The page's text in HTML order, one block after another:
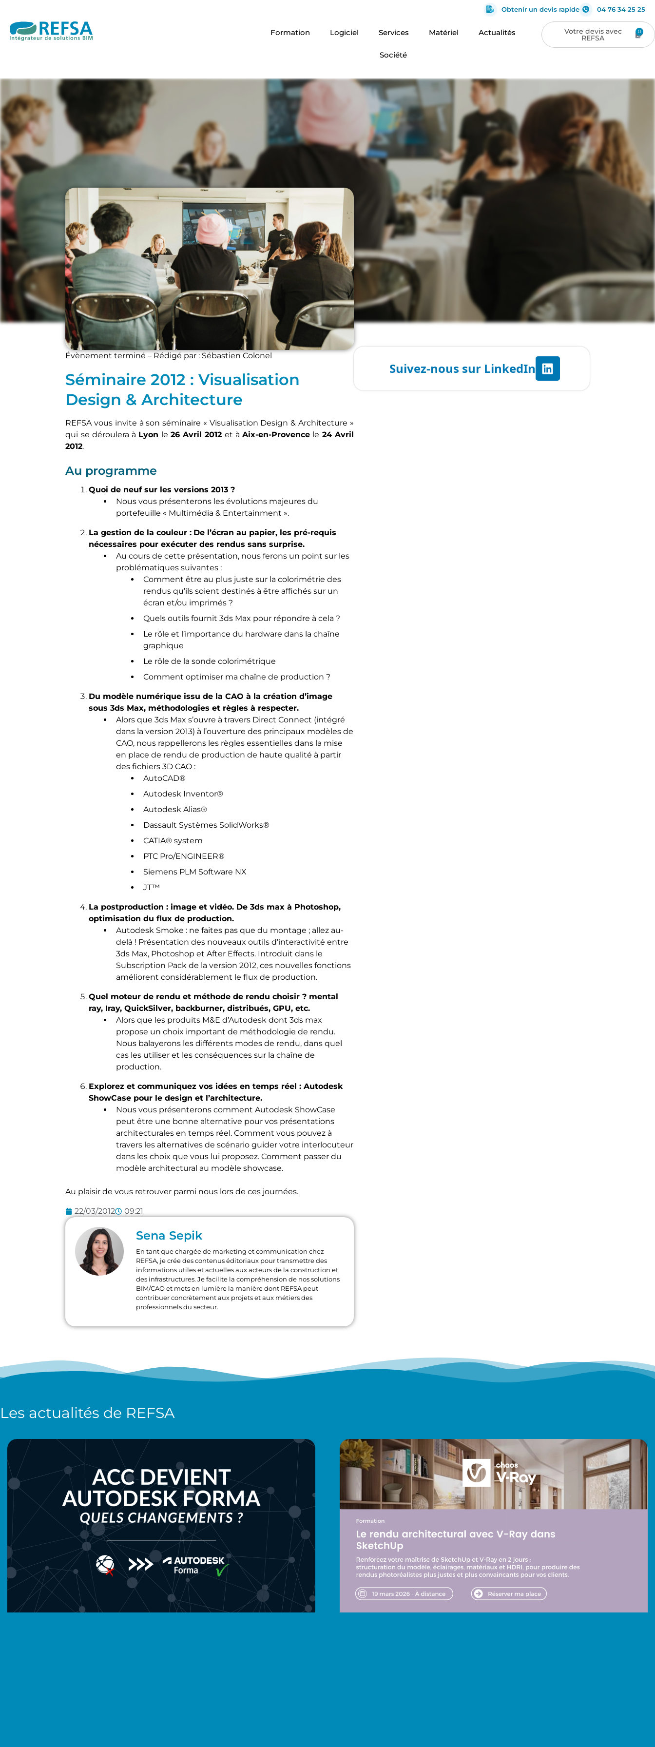
Obtenir un devis rapide 04 76 34 25 25
Formation Logiciel Services Matériel Actualités
Société
0
Architecture,Media
Évènement terminé – Rédigé par : Sébastien Colonel
Séminaire 2012 : Visualisation
Design & Architecture
REFSA vous invite à son séminaire « Visualisation Design & Architecture »
qui se déroulera à Lyon le 26 Avril 2012 et àAix-en-Provence le 24 Avril
2012.
Au programme
Quoi de neuf sur les versions 2013 ?
Nous vous présenterons les évolutions majeures du
portefeuille « Multimédia & Entertainment ».
La gestion de la couleur : De l’écran au papier, les pré-requis
nécessaires pour exécuter des rendus sans surprise.
Au cours de cette présentation, nous ferons un point sur les
problématiques suivantes :
Comment être au plus juste sur la colorimétrie des
rendus qu’ils soient destinés à être affichés sur un
écran et/ou imprimés ?
Quels outils fournit 3ds Max pour répondre à cela ?
Le rôle et l’importance du hardware dans la chaîne
graphique
Le rôle de la sonde colorimétrique
Comment optimiser ma chaîne de production ?
Du modèle numérique issu de la CAO à la création d’image
sous 3ds Max, méthodologies et règles à respecter.
Alors que 3ds Max s’ouvre à travers Direct Connect (intégré
dans la version 2013) à l’ouverture des principaux modèles de
CAO, nous rappellerons les règles essentielles dans la mise
en place de rendu de production de haute qualité à partir
des fichiers 3D CAO :
AutoCAD®
Autodesk Inventor®
Autodesk Alias®
Dassault Systèmes SolidWorks®
CATIA® system
PTC Pro/ENGINEER®
Siemens PLM Software NX
JT™
La postproduction : image et vidéo. De 3ds max à Photoshop,
optimisation du flux de production.
Autodesk Smoke : ne faites pas que du montage ; allez au-
delà ! Présentation des nouveaux outils d’interactivité entre
3ds Max, Photoshop et After Effects. Introduit dans le
Subscription Pack de la version 2012, ces nouvelles fonctions
améliorent considérablement le flux de production.
Quel moteur de rendu et méthode de rendu choisir ? mental
ray, Iray, QuickSilver, backburner, distribués, GPU, etc.
Alors que les produits M&E d’Autodesk dont 3ds max
propose un choix important de méthodologie de rendu.
Nous balayerons les différents modes de rendu, dans quel
cas les utiliser et les conséquences sur la chaîne de
production.
Explorez et communiquez vos idées en temps réel : Autodesk
ShowCase pour le design et l’architecture.
Nous vous présenterons comment Autodesk ShowCase
peut être une bonne alternative pour vos présentations
architecturales en temps réel. Comment vous pouvez à
travers les alternatives de scénario guider votre interlocuteur
dans les choix que vous lui proposez. Comment passer du
modèle architectural au modèle showcase.
Au plaisir de vous retrouver parmi nous lors de ces journées.
22/03/2012 09:21
Sena Sepik
En tant que chargée de marketing et communication chez
REFSA, je crée des contenus éditoriaux pour transmettre des
informations utiles et actuelles aux acteurs de la construction et
des infrastructures. Je facilite la compréhension de nos solutions
BIM/CAO et mets en lumière la manière dont REFSA peut
contribuer concrètement aux projets et aux métiers des
professionnels du secteur.
Les actualités de REFSA